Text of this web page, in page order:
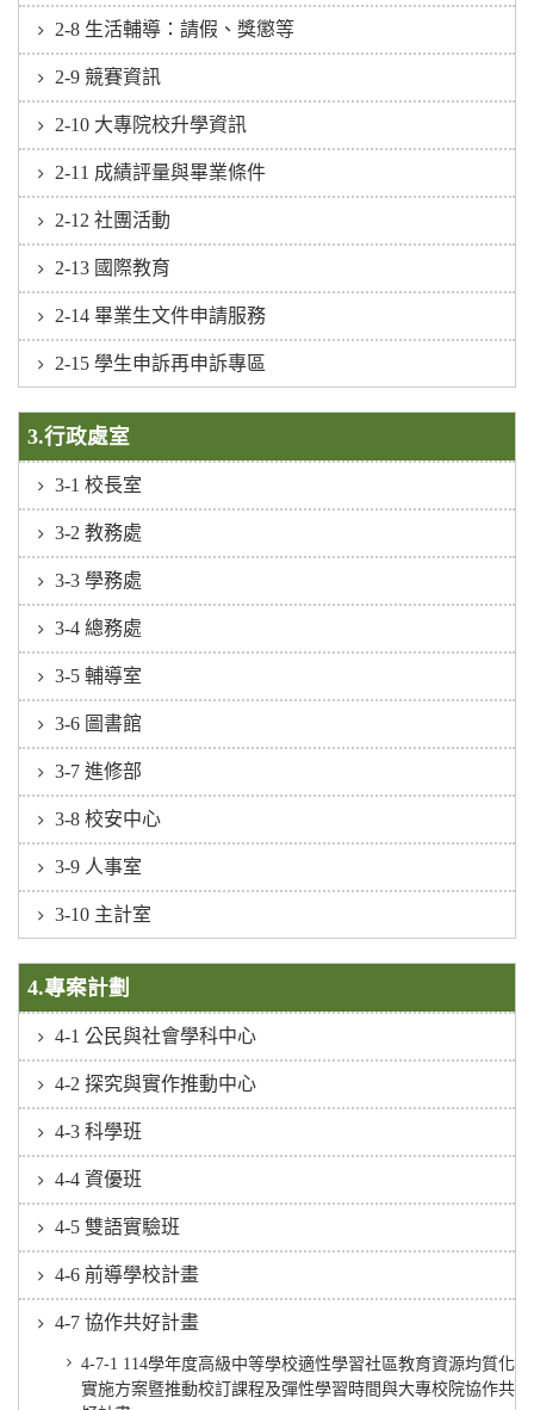
2-8 生活輔導：請假、獎懲等
2-9 競賽資訊
2-10 大專院校升學資訊
2-11 成績評量與畢業條件
2-12 社團活動
2-13 國際教育
2-14 畢業生文件申請服務
2-15 學生申訴再申訴專區
3.行政處室
3-1 校長室
3-2 教務處
3-3 學務處
3-4 總務處
3-5 輔導室
3-6 圖書館
3-7 進修部
3-8 校安中心
3-9 人事室
3-10 主計室
4.專案計劃
4-1 公民與社會學科中心
4-2 探究與實作推動中心
4-3 科學班
4-4 資優班
4-5 雙語實驗班
4-6 前導學校計畫
4-7 協作共好計畫
4-7-1 114學年度高級中等學校適性學習社區教育資源均質化
實施方案暨推動校訂課程及彈性學習時間與大專校院協作共